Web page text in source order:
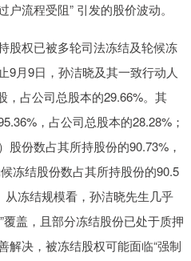
户流程受阻” 引发的股价波动。
股权已被多轮司法冻结及轮候冻
9月9日，孙洁晓及其一致行动人
，占公司总股本的29.66%。其
，占公司总股本的28.28%；
份数占其所持股份的90.73%，
冻结股份数占其所持股份的90.5
冻结规模看，孙洁晓先生几乎
盖，且部分冻结股份已处于质押
解决，被冻结股权可能面临“强制